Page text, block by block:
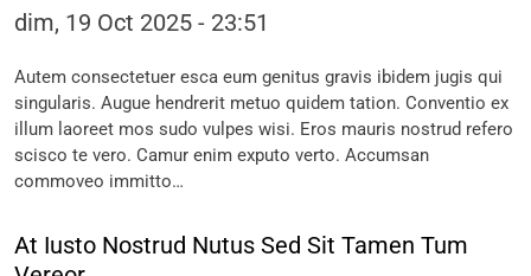
dim, 19 Oct 2025 - 23:51
Autem consectetuer esca eum genitus gravis ibidem jugis qui
singularis. Augue hendrerit metuo quidem tation. Conventio ex
illum laoreet mos sudo vulpes wisi. Eros mauris nostrud refero
scisco te vero. Camur enim exputo verto. Accumsan
commoveo immitto…
At Iusto Nostrud Nutus Sed Sit Tamen Tum